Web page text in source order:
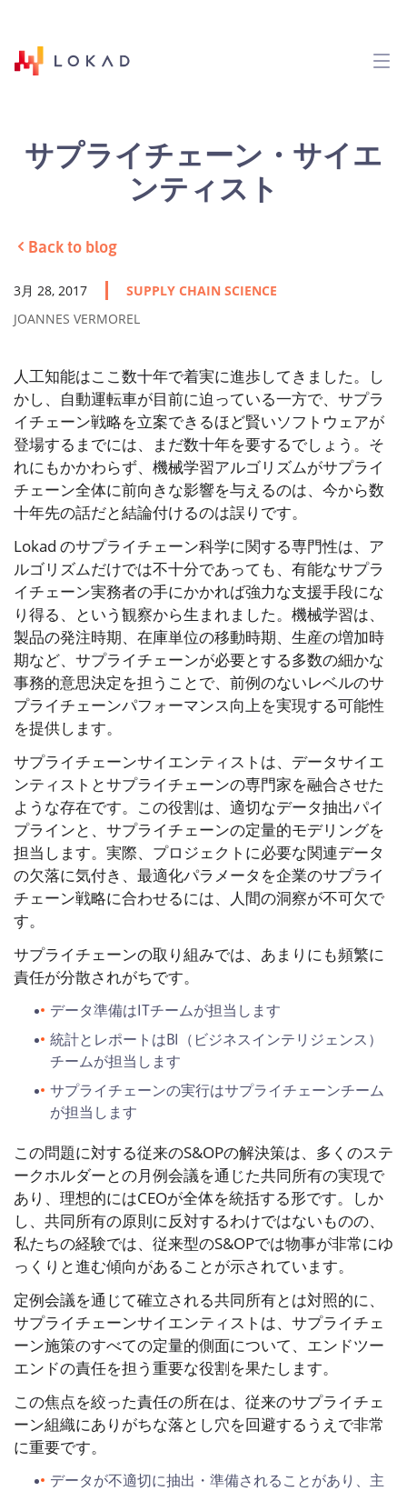
サプライチェーン・サイエ
ンティスト
Back to blog
3月 28, 2017
SUPPLY CHAIN SCIENCE
JOANNES VERMOREL
人工知能はここ数十年で着実に進歩してきました。し
かし、自動運転車が目前に迫っている一方で、サプラ
イチェーン戦略を立案できるほど賢いソフトウェアが
登場するまでには、まだ数十年を要するでしょう。そ
れにもかかわらず、機械学習アルゴリズムがサプライ
チェーン全体に前向きな影響を与えるのは、今から数
十年先の話だと結論付けるのは誤りです。
Lokad のサプライチェーン科学に関する専門性は、ア
ルゴリズムだけでは不十分であっても、有能なサプラ
イチェーン実務者の手にかかれば強力な支援手段にな
り得る、という観察から生まれました。機械学習は、
製品の発注時期、在庫単位の移動時期、生産の増加時
期など、サプライチェーンが必要とする多数の細かな
事務的意思決定を担うことで、前例のないレベルのサ
プライチェーンパフォーマンス向上を実現する可能性
を提供します。
サプライチェーンサイエンティストは、データサイエ
ンティストとサプライチェーンの専門家を融合させた
ような存在です。この役割は、適切なデータ抽出パイ
プラインと、サプライチェーンの定量的モデリングを
担当します。実際、プロジェクトに必要な関連データ
の欠落に気付き、最適化パラメータを企業のサプライ
チェーン戦略に合わせるには、人間の洞察が不可欠で
す。
サプライチェーンの取り組みでは、あまりにも頻繁に
責任が分散されがちです。
データ準備はITチームが担当します
統計とレポートはBI（ビジネスインテリジェンス）
チームが担当します
サプライチェーンの実行はサプライチェーンチーム
が担当します
この問題に対する従来のS&OPの解決策は、多くのステ
ークホルダーとの月例会議を通じた共同所有の実現で
あり、理想的にはCEOが全体を統括する形です。しか
し、共同所有の原則に反対するわけではないものの、
私たちの経験では、従来型のS&OPでは物事が非常にゆ
っくりと進む傾向があることが示されています。
定例会議を通じて確立される共同所有とは対照的に、
サプライチェーンサイエンティストは、サプライチェ
ーン施策のすべての定量的側面について、エンドツー
エンドの責任を担う重要な役割を果たします。
この焦点を絞った責任の所在は、従来のサプライチェ
ーン組織にありがちな落とし穴を回避するうえで非常
に重要です。
データが不適切に抽出・準備されることがあり、主